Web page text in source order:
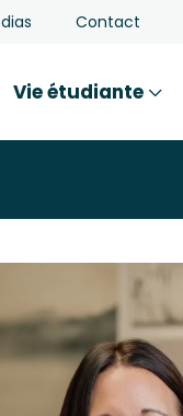
Contact
Vie étudiante